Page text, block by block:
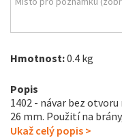
Hmotnost:0.4 kg
Popis
1402 - návar bez
26 mm. Použití na
Ukaž celý popis >